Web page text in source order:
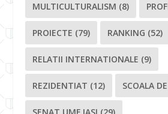
MULTICULTURALISM (8)
PROIECTE (79) RANKING (52)
RELATII INTERNATIONALE (9)
REZIDENTIAT (12) SCOALA